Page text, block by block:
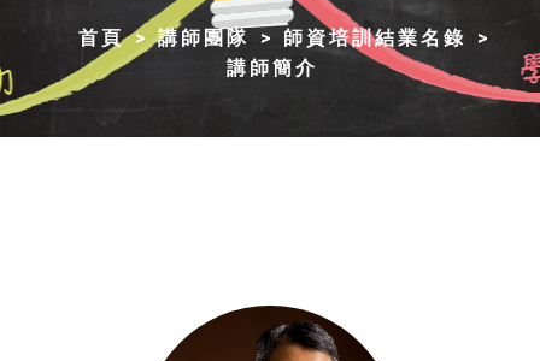
首頁 講師團隊
師資培訓結業名錄
講師簡介